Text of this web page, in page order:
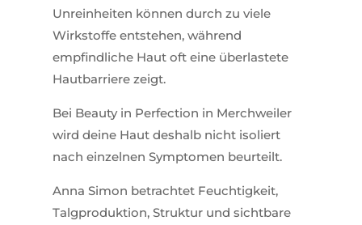
Unreinheiten können durch zu viele
Wirkstoffe entstehen, während
empfindliche Haut oft eine überlastete
Hautbarriere zeigt.
Bei Beauty in Perfection in Merchweiler
wird deine Haut deshalb nicht isoliert
nach einzelnen Symptomen beurteilt.
Anna Simon betrachtet Feuchtigkeit,
Talgproduktion, Struktur und sichtbare